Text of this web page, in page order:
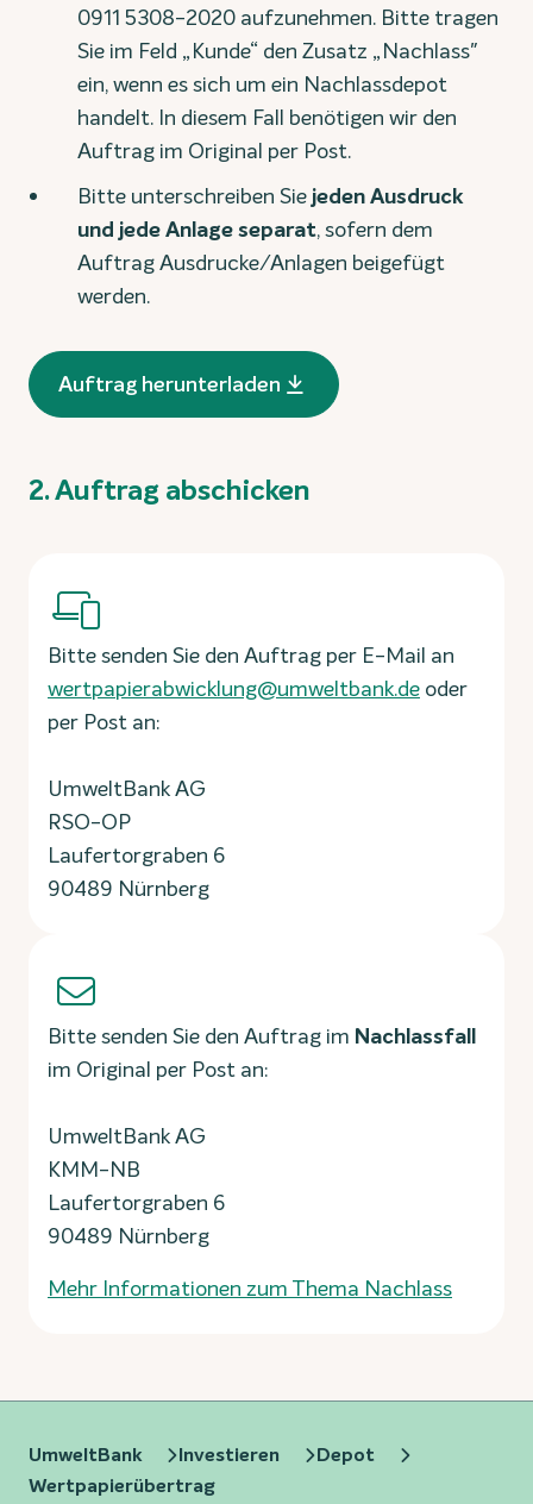
0911 5308-2020 aufzunehmen. Bitte tragen
Sie im Feld „Kunde“ den Zusatz „Nachlass"
ein, wenn es sich um ein Nachlassdepot
handelt. In diesem Fall benötigen wir den
Auftrag im Original per Post.
Bitte unterschreiben Siejeden Ausdruck
und jede Anlage separat, sofern dem
Auftrag Ausdrucke/Anlagen beigefügt
werden.
Auftrag herunterladen
2. Auftrag abschicken
Bitte senden Sie den Auftrag per E-Mail an
wertpapierabwicklung@umweltbank.de oder
per Post an:
UmweltBank AG
RSO-OP
Laufertorgraben 6
90489 Nürnberg
Bitte senden Sie den Auftrag im Nachlassfall
im Original per Post an:
UmweltBank AG
KMM-NB
Laufertorgraben 6
90489 Nürnberg
Mehr Informationen zum Thema Nachlass
UmweltBank Investieren
Depot
Wertpapierübertrag